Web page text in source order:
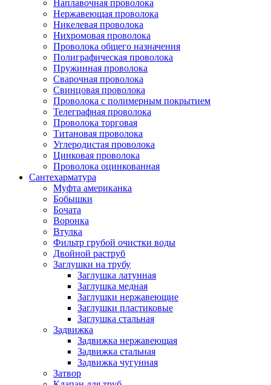
Наплавочная проволока
Нержавеющая проволока
Никелевая проволока
Нихромовая проволока
Проволока общего назначения
Полиграфическая проволока
Пружинная проволока
Сварочная проволока
Свинцовая проволока
Проволока с полимерным покрытием
Телеграфная проволока
Проволока торговая
Титановая проволока
Углеродистая проволока
Цинковая проволока
Проволока оцинкованная
Сантехарматура
Муфта американка
Бобышки
Бочата
Воронка
Втулка
Фильтр грубой очистки воды
Двойной раструб
Заглушки на трубу
Заглушка латунная
Заглушка медная
Заглушки нержавеющие
Заглушки пластиковые
Заглушка стальная
Задвижка
Задвижка нержавеющая
Задвижка стальная
Задвижка чугунная
Затвор